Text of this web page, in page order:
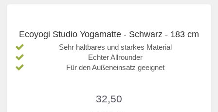
Ecoyogi Studio Yogamatte - Schwarz - 183 cm
Sehr haltbares und starkes Material
Echter Allrounder
Für den Außeneinsatz geeignet
32,50